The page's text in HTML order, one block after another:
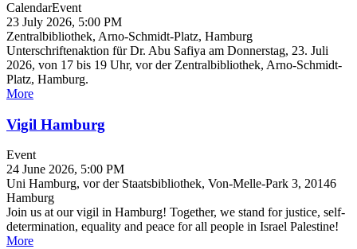
CalendarEvent
23 July 2026, 5:00 PM
Zentralbibliothek, Arno-Schmidt-Platz, Hamburg
Unterschriftenaktion für Dr. Abu Safiya am Donnerstag, 23. Juli
2026, von 17 bis 19 Uhr, vor der Zentralbibliothek, Arno-Schmidt-
Platz, Hamburg.
More
Vigil Hamburg
Event
24 June 2026, 5:00 PM
Uni Hamburg, vor der Staatsbibliothek, Von-Melle-Park 3, 20146
Hamburg
Join us at our vigil in Hamburg! Together, we stand for justice, self-
determination, equality and peace for all people in Israel Palestine!
More